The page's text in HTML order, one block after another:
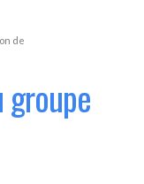
de
groupe